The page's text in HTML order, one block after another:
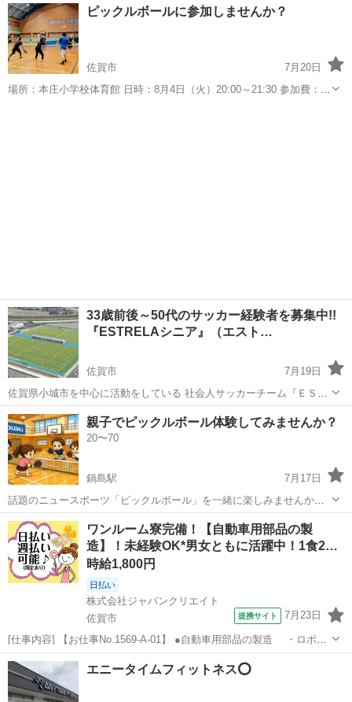
✨ ガチ勢やガチな経験者はご遠慮いただいてます！🙏 初心者に合わせ
て楽しめる方...
佐賀 唐津市 バレーボール バレー
ピックルボールに参加しませんか？
佐賀市
7月20日
場所：本庄小学校体育館 日時：8月4日（火）20:00～21:30 参加費：無
33歳前後～50代のサッカー経験者を募集中!!
『ESTRELAシニア』（エスト…
佐賀市
7月19日
佐賀県小城市を中心に活動をしている 社会人サッカーチーム『ＥＳＴ
ＲＥＬＡシニア』（エストレーラシニア）です。 チーム強化のため、
33歳前後～50代のサッカー経験者を募集しています。 なお、経験者で
あれば実力は問いません...
佐賀 佐賀市 サッカー シニア
親子でピックルボール体験してみませんか？
20〜70
鍋島駅
7月17日
話題のニュースポーツ「ピックルボール」を一緒に楽しみませんか？
😊 まだ立ち上げたばかりのサークルなので、新しい仲間を募集してい
ます！ ✅ 初心者・未経験者大歓迎 ✅ 年齢・性別問いません ✅ 運動不
足解消や健康づくりにも...
佐賀 佐賀市 その他 ピックルボール
ワンルーム寮完備！【自動車用部品の製
造】！未経験OK*男女ともに活躍中！1食2…
時給1,800円
日払い
株式会社ジャパンクリエイト
佐賀市
提携サイト 7月23日
[仕事内容] 【お仕事No.1569-A-01】 ●自動車用部品の製造 ・ロボッ
ト塗装 →自動で塗装を行う現場で作業の難しさはありません。
焼き窯の近くでの作業のため暑さがございます。 ・組付け
→工具（...
佐賀 佐賀市
エニータイムフィットネス⭕️